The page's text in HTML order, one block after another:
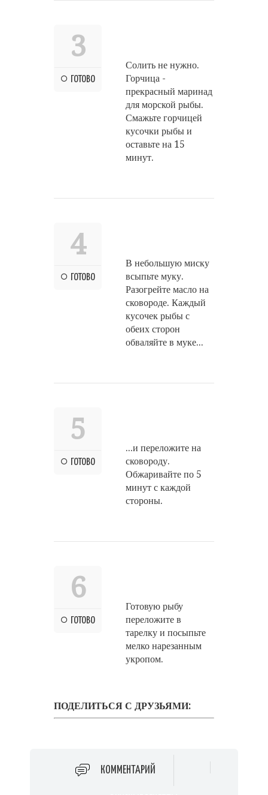
3
ГОТОВО
Солить не нужно.
Горчица -
прекрасный маринад
для морской рыбы.
Смажьте горчицей
кусочки рыбы и
оставьте на 15
минут.
4
ГОТОВО
В небольшую миску
всыпьте муку.
Разогрейте масло на
сковороде. Каждый
кусочек рыбы с
обеих сторон
обваляйте в муке...
5
ГОТОВО
...и переложите на
сковороду.
Обжаривайте по 5
минут с каждой
стороны.
6
ГОТОВО
Готовую рыбу
переложите в
тарелку и посыпьте
мелко нарезанным
укропом.
ПОДЕЛИТЬСЯ С ДРУЗЬЯМИ:
КОММЕНТАРИЙ